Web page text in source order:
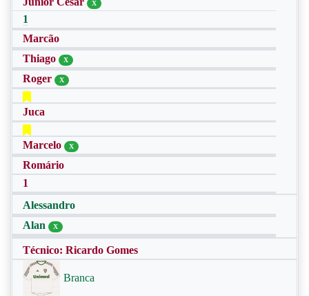
X
1
Marcão
Thiago
X
Roger X
Juca
Marcelo X
Romário
1
Alessandro
Alan
X
Técnico: Ricardo Gomes
Branca